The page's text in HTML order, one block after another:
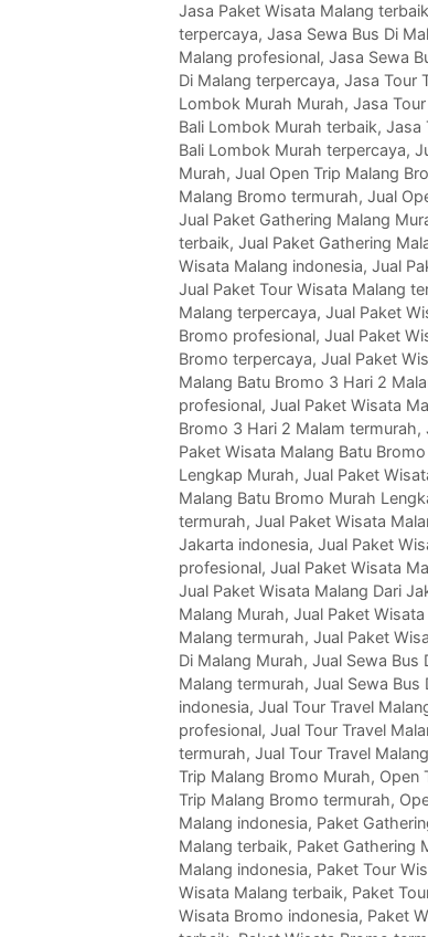
Jasa Paket Wisata Malang terbaik
terpercaya, Jasa Sewa Bus Di
Malang profesional, Jasa Sewa
Di Malang terpercaya, Jasa Tour
Lombok Murah Murah, Jasa
Bali Lombok Murah terbaik, Jasa
Bali Lombok Murah terpercaya,
Murah, Jual Open Trip Malang
Malang Bromo termurah, Jual
Jual Paket Gathering Malang
terbaik, Jual Paket Gathering
Wisata Malang indonesia, Jual
Jual Paket Tour Wisata Malang
Malang terpercaya, Jual Paket
Bromo profesional, Jual Paket
Bromo terpercaya, Jual Paket
Malang Batu Bromo 3 Hari 2
profesional, Jual Paket Wisata
Bromo 3 Hari 2 Malam termurah,
Paket Wisata Malang Batu
Lengkap Murah, Jual Paket
Malang Batu Bromo Murah
termurah, Jual Paket Wisata
Jakarta indonesia, Jual Paket
profesional, Jual Paket Wisata
Jual Paket Wisata Malang Dari
Malang Murah, Jual Paket
Malang termurah, Jual Paket
Di Malang Murah, Jual Sewa Bus
Malang termurah, Jual Sewa Bus
indonesia, Jual Tour Travel
profesional, Jual Tour Travel
termurah, Jual Tour Travel
Trip Malang Bromo Murah, Open
Trip Malang Bromo termurah,
Malang indonesia, Paket
Malang terbaik, Paket Gathering
Malang indonesia, Paket Tour
Wisata Malang terbaik, Paket
Wisata Bromo indonesia, Paket